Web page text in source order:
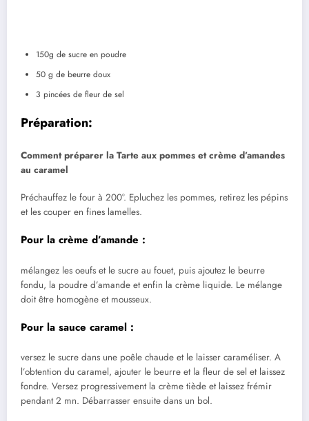
150g de sucre en poudre
50 g de beurre doux
3 pincées de fleur de sel
Préparation:
Comment préparer la Tarte aux pommes et crème d’amandes
au caramel
Préchauffez le four à 200°. Epluchez les pommes, retirez les pépins
et les couper en fines lamelles.
Pour la crème d’amande :
mélangez les oeufs et le sucre au fouet, puis ajoutez le beurre
fondu, la poudre d’amande et enfin la crème liquide. Le mélange
doit être homogène et mousseux.
Pour la sauce caramel :
versez le sucre dans une poêle chaude et le laisser caraméliser. A
l’obtention du caramel, ajouter le beurre et la fleur de sel et laissez
fondre. Versez progressivement la crème tiède et laissez frémir
pendant 2 mn. Débarrasser ensuite dans un bol.